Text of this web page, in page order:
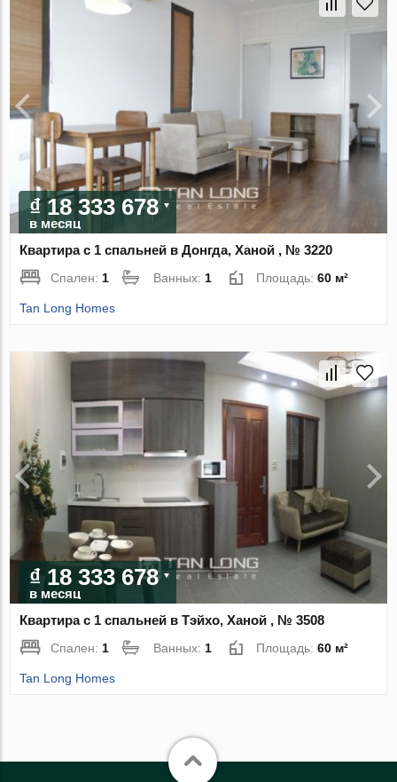
₫ 18 333 678
в месяц
Квартира с 1 спальней в Донгда, Ханой , № 3220
Спален: 1 Ванных: 1 Площадь:60 м²
Tan Long Homes
₫ 18 333 678
в месяц
Квартира с 1 спальней в Тэйхо, Ханой , № 3508
Спален: 1 Ванных: 1 Площадь:60 м²
Tan Long Homes